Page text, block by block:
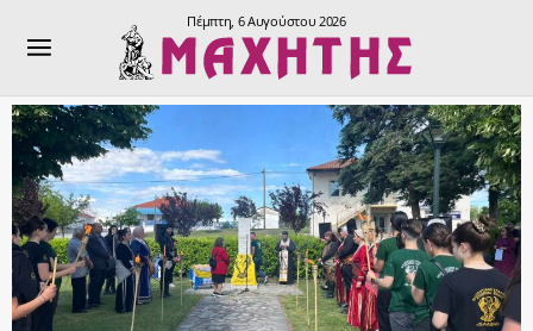
Πέμπτη, 6 Αυγούστου 2026